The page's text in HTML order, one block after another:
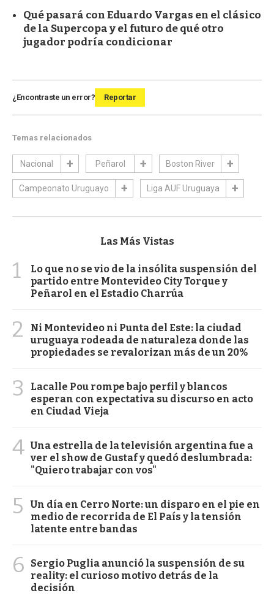
Qué pasará con Eduardo Vargas en el clásico
de la Supercopa y el futuro de qué otro
jugador podría condicionar
¿Encontraste un error? Reportar
Temas relacionados
Nacional Peñarol Boston River
Campeonato Uruguayo Liga AUF Uruguaya
Las Más Vistas
1
Lo que no se vio de la insólita suspensión del
partido entre Montevideo City Torque y
Peñarol en el Estadio Charrúa
2
Ni Montevideo ni Punta del Este: la ciudad
uruguaya rodeada de naturaleza donde las
propiedades se revalorizan más de un 20%
3
Lacalle Pou rompe bajo perfil y blancos
esperan con expectativa su discurso en acto
en Ciudad Vieja
4 Una estrella de la televisión argentina fue a
ver el show de Gustaf y quedó deslumbrada:
"Quiero trabajar con vos"
5
Un día en Cerro Norte: un disparo en el pie en
medio de recorrida de El País y la tensión
latente entre bandas
6
Sergio Puglia anunció la suspensión de su
reality: el curioso motivo detrás de la
decisión